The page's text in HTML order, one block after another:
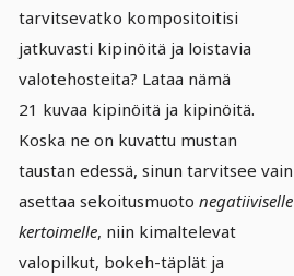
tarvitsevatko kompositoitisi
jatkuvasti kipinöitä ja loistavia
valotehosteita? Lataa nämä
21 kuvaa kipinöitä ja kipinöitä.
Koska ne on kuvattu mustan
taustan edessä, sinun tarvitsee vain
asettaa sekoitusmuoto negatiiviselle
kertoimelle, niin kimaltelevat
valopilkut, bokeh-täplät ja